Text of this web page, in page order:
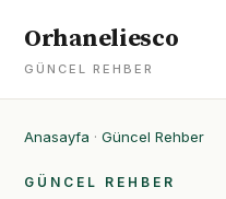
Orhaneliesco
GÜNCEL REHBER
Anasayfa · Güncel Rehber
GÜNCEL REHBER